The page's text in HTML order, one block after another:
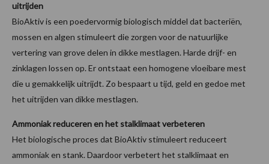
uitrijden
BioAktiv is een poedervormig biologisch middel dat bacteriën,
mossen en algen stimuleert die zorgen voor de natuurlijke
vertering van grove delen in dikke mestlagen. Harde drijf- en
zinklagen lossen op. Er ontstaat een homogene vloeibare mest
die u gemakkelijk uitrijdt. Zo bespaart u tijd, geld en gedoe met
het uitrijden van dikke mestlagen.
Ammoniak reduceren en het stalklimaat verbeteren
Het biologische proces dat BioAktiv stimuleert reduceert
ammoniak en stank. Daardoor verbetert het stalklimaat en